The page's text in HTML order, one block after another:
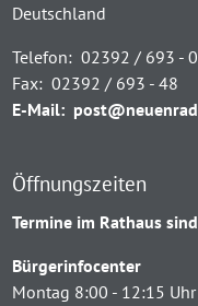
Deutschland
Telefon: 02392 / 693 - 0
Fax: 02392 / 693 - 48
E-Mail:
Öffnungszeiten
Termine im Rathaus
Bürgerinfocenter
Montag 8:00 - 12:15